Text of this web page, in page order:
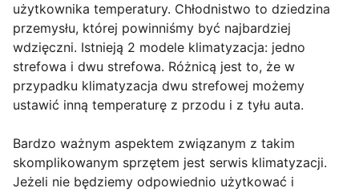
użytkownika temperatury. Chłodnistwo to dziedzina
przemysłu, której powinniśmy być najbardziej
wdzięczni. Istnieją 2 modele klimatyzacja: jedno
strefowa i dwu strefowa. Różnicą jest to, że w
przypadku klimatyzacja dwu strefowej możemy
ustawić inną temperaturę z przodu i z tyłu auta.
Bardzo ważnym aspektem związanym z takim
skomplikowanym sprzętem jest serwis klimatyzacji.
Jeżeli nie będziemy odpowiednio użytkować i